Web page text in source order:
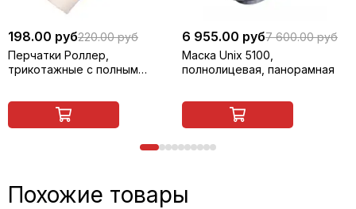
198.00 руб220.00 руб
Перчатки Роллер,
трикотажные с полным
6 955.00 руб7 600.00 руб
Маска Unix 5100,
полнолицевая, панорамная
Похожие товары